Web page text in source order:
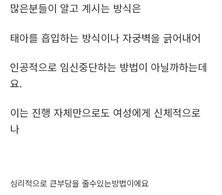
많은분들이 알고 계시는 방식은
태아를 흡입하는 방식이나 자궁벽을 긁어내어
인공적으로 임신중단하는 방법이 아닐까하는데
요.
이는 진행 자체만으로도 여성에게 신체적으로
나
심리적으로 큰부담을 줄수있는방법이에요